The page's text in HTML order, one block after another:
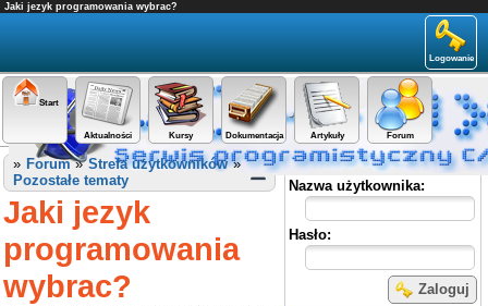
Jaki jezyk programowania wybrac?
Logowanie
Start
Aktualności Kursy Dokumentacja Artykuły Forum
Panel użytkownika
Nazwa użytkownika:
Hasło:
Zaloguj
» Forum»Strefa użytkowników»
Pozostałe tematy
Jaki jezyk
programowania
wybrac?